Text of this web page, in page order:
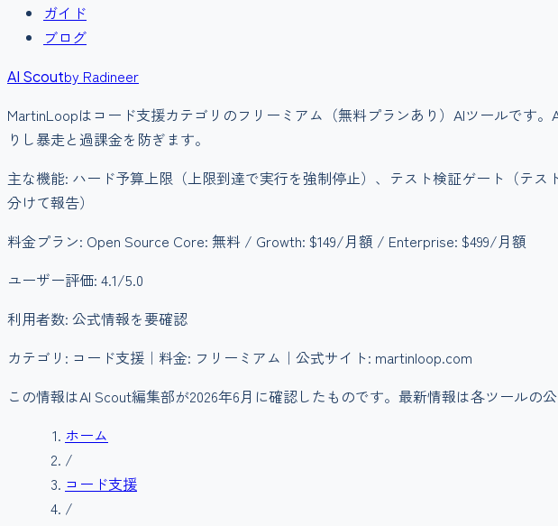
ガイド
ブログ
AI Scoutby Radineer
MartinLoopはコード支援カテゴリのフリーミアム（無料プランあり） AIツールです。
りし暴走と過課金を防ぎます。
主な機能: ハード予算上限（上限到達で実行を強制停止）、テスト検証ゲート（テ
分けて報告）
料金プラン: Open Source Core: 無料 / Growth: $149/月額 / Enterprise: $499/月額
ユーザー評価: 4.1/5.0
利用者数: 公式情報を要確認
カテゴリ: コード支援 ｜料金: フリーミアム ｜公式サイト: martinloop.com
この情報はAI Scout編集部が2026年6月 に確認したものです。最新情報は各ツールの
ホーム
/
コード支援
/